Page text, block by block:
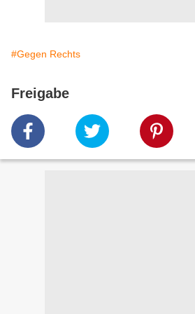
#Gegen Rechts
Freigabe